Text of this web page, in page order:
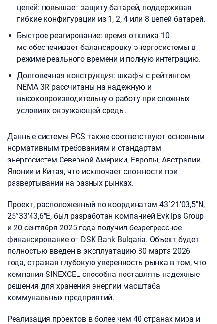
цепей: повышает защиту батарей, поддерживая
гибкие конфигурации из 1, 2, 4 или 8 цепей батарей.
Быстрое реагирование: время отклика 10
мс обеспечивает балансировку энергосистемы в
режиме реального времени и полную интеграцию.
Долговечная конструкция: шкафы с рейтингом
NEMA 3R рассчитаны на надежную и
высокопроизводительную работу при сложных
условиях окружающей среды.
Данные системы PCS также соответствуют основным
нормативным требованиям и стандартам
энергосистем Северной Америки, Европы, Австралии,
Японии и Китая, что исключает сложности при
развертывании на разных рынках.
Проект, расположенный по координатам 43°21’03,5″N,
25°33’43,6″E, был разработан компанией Evklips Group
и 20 сентября 2025 года получил безрегрессное
финансирование от DSK Bank Bulgaria. Объект будет
полностью введен в эксплуатацию 30 марта 2026
года, отражая глубокую уверенность рынка в том, что
компания SINEXCEL способна поставлять надежные
решения для хранения энергии масштаба
коммунальных предприятий.
Реализация проектов в более чем 40 странах мира и